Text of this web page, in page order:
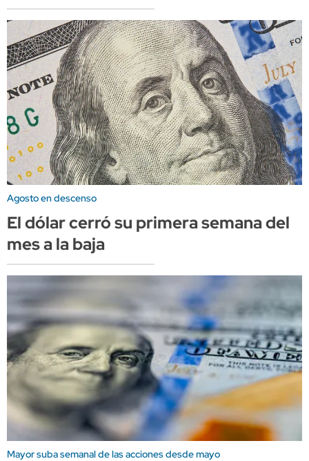
Agosto en descenso
El dólar cerró su primera semana del
mes a la baja
Mayor suba semanal de las acciones desde mayo